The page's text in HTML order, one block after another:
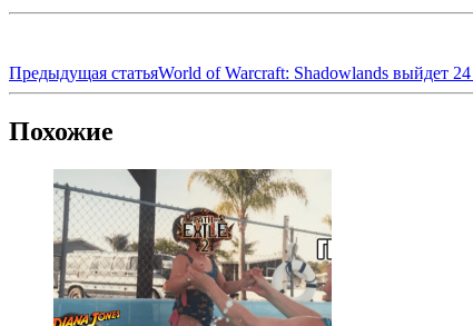
Предыдущая статьяWorld of Warcraft: Shadowlands выйдет
Похожие